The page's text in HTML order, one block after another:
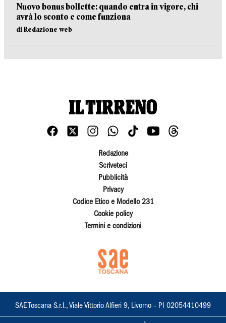
Nuovo bonus bollette: quando entra in vigore, chi
avrà lo sconto e come funziona
di Redazione web
Redazione
Scriveteci
Pubblicità
Privacy
Codice Etico e Modello 231
Cookie policy
Termini e condizioni
SAE Toscana S.r.l., Viale Vittorio Alfieri 9, Livorno – PI 02054410499